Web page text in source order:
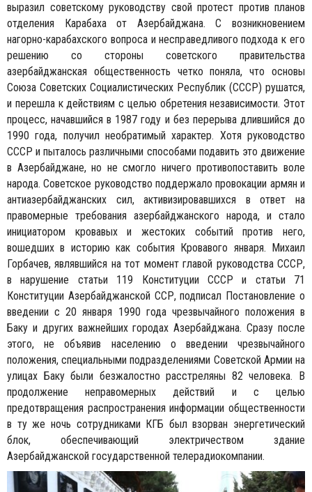
выразил советскому руководству свой протест против планов
отделения Карабаха от Азербайджана. С возникновением
нагорно-карабахского вопроса и несправедливого подхода к его
решению со стороны советского правительства
азербайджанская общественность четко поняла, что основы
Союза Советских Социалистических Республик (СССР) рушатся,
и перешла к действиям с целью обретения независимости. Этот
процесс, начавшийся в 1987 году и без перерыва длившийся до
1990 года, получил необратимый характер. Хотя руководство
СССР и пыталось различными способами подавить это движение
в Азербайджане, но не смогло ничего противопоставить воле
народа. Советское руководство поддержало провокации армян и
антиазербайджанских сил, активизировавшихся в ответ на
правомерные требования азербайджанского народа, и стало
инициатором кровавых и жестоких событий против него,
вошедших в историю как события Кровавого января. Михаил
Горбачев, являвшийся на тот момент главой руководства СССР,
в нарушение статьи 119 Конституции СССР и статьи 71
Конституции Азербайджанской ССР, подписал Постановление о
введении с 20 января 1990 года чрезвычайного положения в
Баку и других важнейших городах Азербайджана. Сразу после
этого, не объявив населению о введении чрезвычайного
положения, специальными подразделениями Советской Армии на
улицах Баку были безжалостно расстреляны 82 человека. В
продолжение неправомерных действий и с целью
предотвращения распространения информации общественности
в ту же ночь сотрудниками КГБ был взорван энергетический
блок, обеспечивающий электричеством здание
Азербайджанской государственной телерадиокомпании.